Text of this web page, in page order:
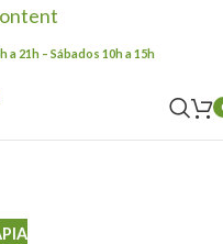
21h – Sábados 10h a 15h